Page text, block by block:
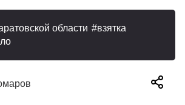
области
взятка